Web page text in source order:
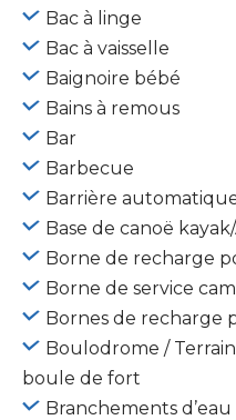
Bac à linge
Bac à vaisselle
Baignoire bébé
Bains à remous
Bar
Barbecue
Barrière
Base de canoë
Borne de recharge
Borne de service
Bornes de recharge
Boulodrome /
boule de fort
Branchements d’eau